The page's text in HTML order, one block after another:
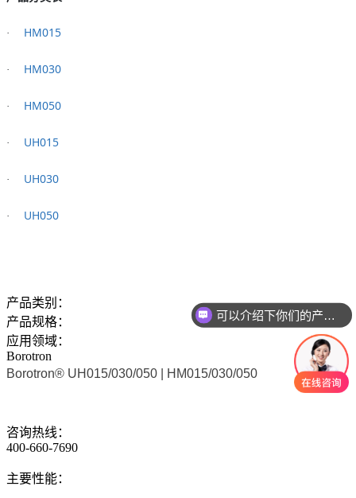
· HM015
· HM030
· HM050
· UH015
· UH030
· UH050
产品类别：
产品规格：
应用领域：
Borotron
Borotron® UH015/030/050 | HM015/030/050
咨询热线：
400-660-7690
主要性能：
你们是怎么收费的呢